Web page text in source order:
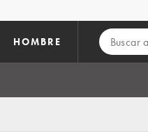
HOMBRE